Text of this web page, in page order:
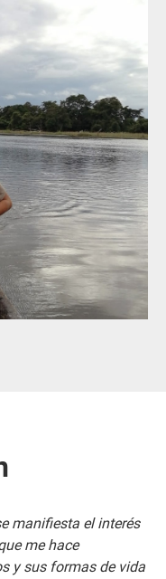
manifiesta el interés
me hace
y sus formas de vida